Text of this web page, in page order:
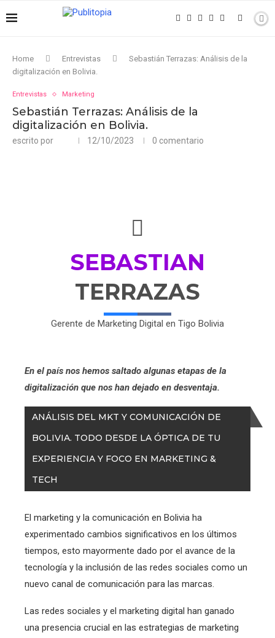
Home Entrevistas
Sebastián Terrazas: Análisis de la
digitalización en Bolivia.
Entrevistas Marketing
Sebastián Terrazas: Análisis de la
digitalización en Bolivia.
escrito por 12/10/2023 0 comentario
SEBASTIAN
TERRAZAS
Gerente de Marketing Digital en Tigo Bolivia
En el país nos hemos saltado algunas etapas de la
digitalización que nos han dejado en desventaja.
ANÁLISIS DEL MKT Y COMUNICACIÓN DE
BOLIVIA. TODO DESDE LA ÓPTICA DE TU
EXPERIENCIA Y FOCO EN MARKETING &
TECH
El marketing y la comunicación en Bolivia ha
experimentado cambios significativos en los últimos
tiempos, esto mayormente dado por el avance de la
tecnología y la inclusión de las redes sociales como un
nuevo canal de comunicación para las marcas.
Las redes sociales y el marketing digital han ganado
una presencia crucial en las estrategias de marketing